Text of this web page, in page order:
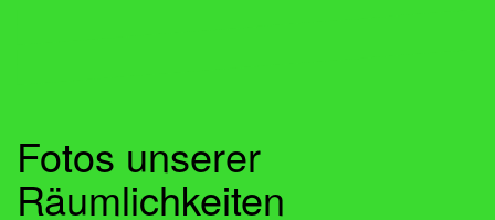
Fotos unserer
Räumlichkeiten